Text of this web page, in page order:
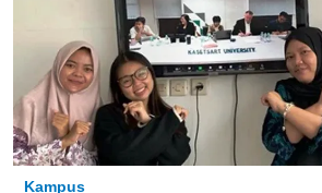
Kampus